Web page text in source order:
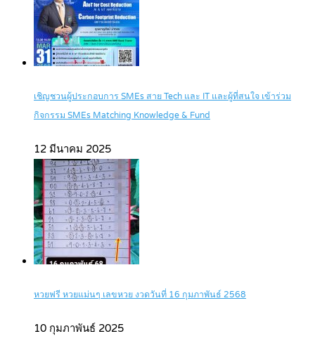
เชิญชวนผู้ประกอบการ SMEs สาย Tech และ IT และผู้ที่สนใจ เข้าร่วม
กิจกรรม SMEs Matching Knowledge & Fund
12 มีนาคม 2025
หวยฟรี หวยแม่นๆ เลขหวย งวดวันที่ 16 กุมภาพันธ์ 2568
10 กุมภาพันธ์ 2025